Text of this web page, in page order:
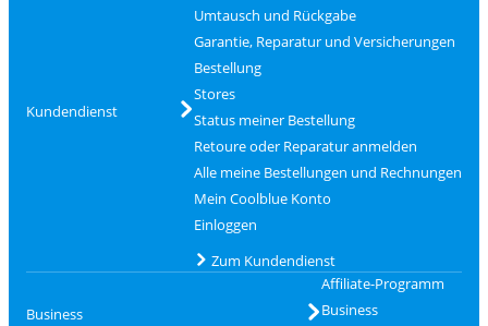
Kundendienst
Umtausch und Rückgabe
Garantie, Reparatur und Versicherungen
Bestellung
Stores
Status meiner Bestellung
Retoure oder Reparatur anmelden
Alle meine Bestellungen und Rechnungen
Mein Coolblue Konto
Einloggen
Zum Kundendienst
Business
Affiliate-Programm
Business